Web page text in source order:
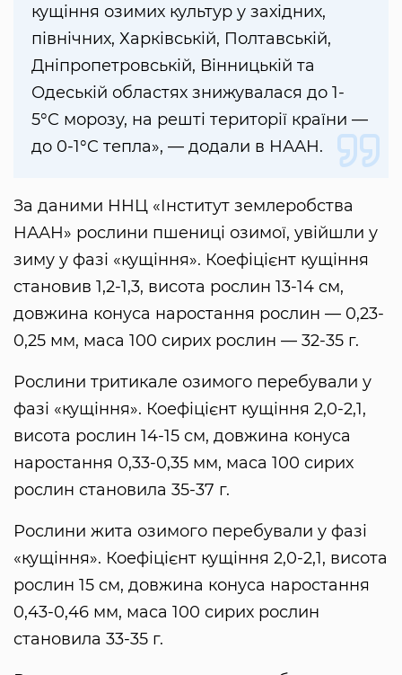
кущіння озимих культур у західних,
північних, Харківській, Полтавській,
Дніпропетровській, Вінницькій та
Одеській областях знижувалася до 1-
5°C морозу, на решті території країни —
до 0-1°C тепла», — додали в НААН.
За даними ННЦ «Інститут землеробства
НААН» рослини пшениці озимої, увійшли у
зиму у фазі «кущіння». Коефіцієнт кущіння
становив 1,2-1,3, висота рослин 13-14 см,
довжина конуса наростання рослин — 0,23-
0,25 мм, маса 100 сирих рослин — 32-35 г.
Рослини тритикале озимого перебували у
фазі «кущіння». Коефіцієнт кущіння 2,0-2,1,
висота рослин 14-15 см, довжина конуса
наростання 0,33-0,35 мм, маса 100 сирих
рослин становила 35-37 г.
Рослини жита озимого перебували у фазі
«кущіння». Коефіцієнт кущіння 2,0-2,1, висота
рослин 15 см, довжина конуса наростання
0,43-0,46 мм, маса 100 сирих рослин
становила 33-35 г.